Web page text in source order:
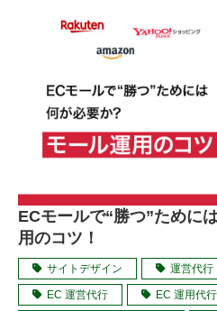
EC導入
無料セミ
ご利用
会社概
ECモールで“勝つ”ために
用のコツ！
サイトデザイン 運営代行
EC 運営代行 EC 運用代行